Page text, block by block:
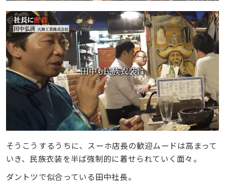
そうこうするうちに、スーホ店長の歓迎ムードは高まって
いき、民族衣装を半ば強制的に着せられていく面々。
ダントツで似合っている田中社長。